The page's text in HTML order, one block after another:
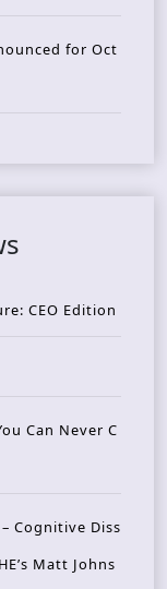
for Oct
CEO Edition
Can Never C
– Cognitive Diss
Matt Johns